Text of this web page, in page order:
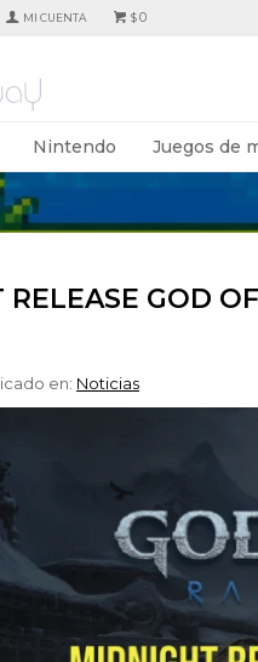
Nintendo Juegos de
$0
GOD
en: Noticias